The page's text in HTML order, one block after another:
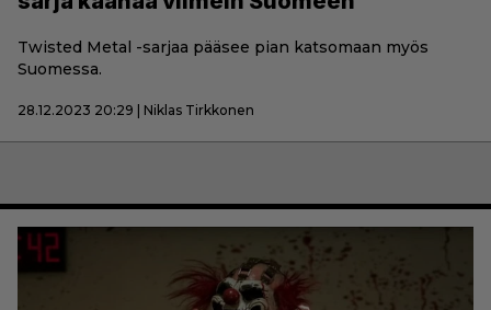
Twisted Metal -sarjaa pääsee pian katsomaan myös
Suomessa.
28.12.2023 20:29 | Niklas Tirkkonen